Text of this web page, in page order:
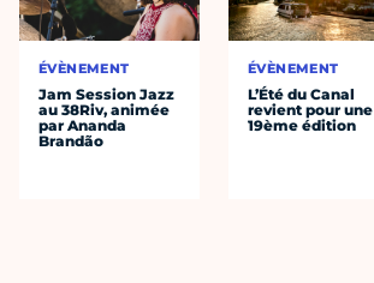
ÉVÈNEMENT
Jam Session Jazz
au 38Riv, animée
par Ananda
Brandão
ÉVÈNEMENT
L’Été du Canal
revient pour une
19ème édition